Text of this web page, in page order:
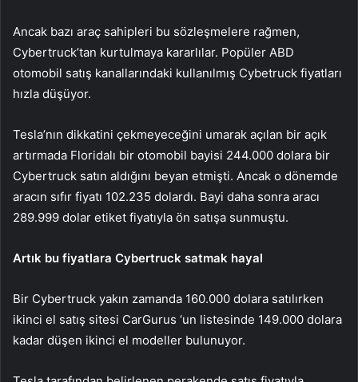
Ancak bazı araç sahipleri bu sözleşmelere rağmen,
Cybertruck’tan kurtulmaya kararlılar. Popüler ABD
otomobil satış kanallarındaki kullanılmış Cybetruck fiyatları
hızla düşüyor.
Tesla’nın dikkatini çekmeyeceğini umarak açılan bir açık
artırmada Floridalı bir otomobil bayisi 244.000 dolara bir
Cybertruck satın aldığını beyan etmişti. Ancak o dönemde
aracın sıfır fiyatı 102.235 dolardı. Bayi daha sonra aracı
289.999 dolar etiket fiyatıyla ön satışa sunmuştu.
Artık bu fiyatlara Cybertruck satmak hayal
Bir Cybertruck yakın zamanda 160.000 dolara satılırken
ikinci el satış sitesi CarGurus ‘un listesinde 149.000 dolara
kadar düşen ikinci el modeller bulunuyor.